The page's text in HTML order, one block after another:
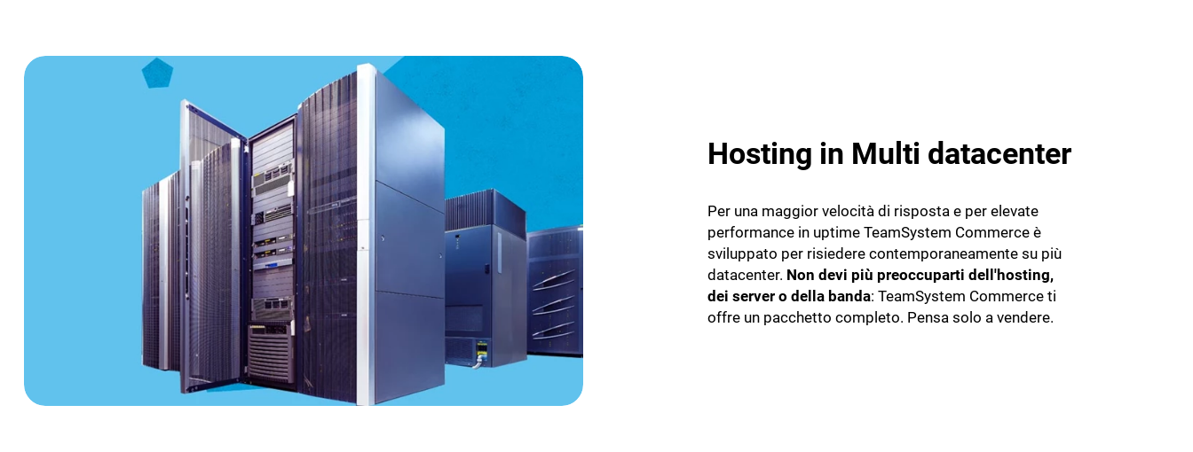
Hosting in Multi datacenter
Per una maggior velocità di risposta e per elevate
performance in uptime TeamSystem Commerce è
sviluppato per risiedere contemporaneamente su più
datacenter. Non devi più preoccuparti dell'hosting,
dei server o della banda: TeamSystem Commerce ti
offre un pacchetto completo. Pensa solo a vendere.